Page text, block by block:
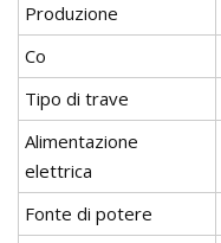
Produzione
Co
Tipo di trave
Alimentazione
elettrica
Fonte di potere